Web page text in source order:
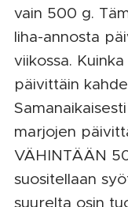
vain 500 g.
liha-annosta
viikossa.
päivittäin
marjojen
VÄHINTÄÄN
suositellaan
suurelta osin